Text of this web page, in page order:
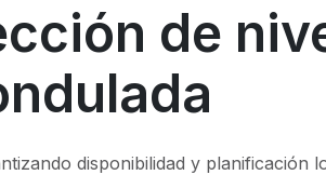
de
disponibilidad y planificación